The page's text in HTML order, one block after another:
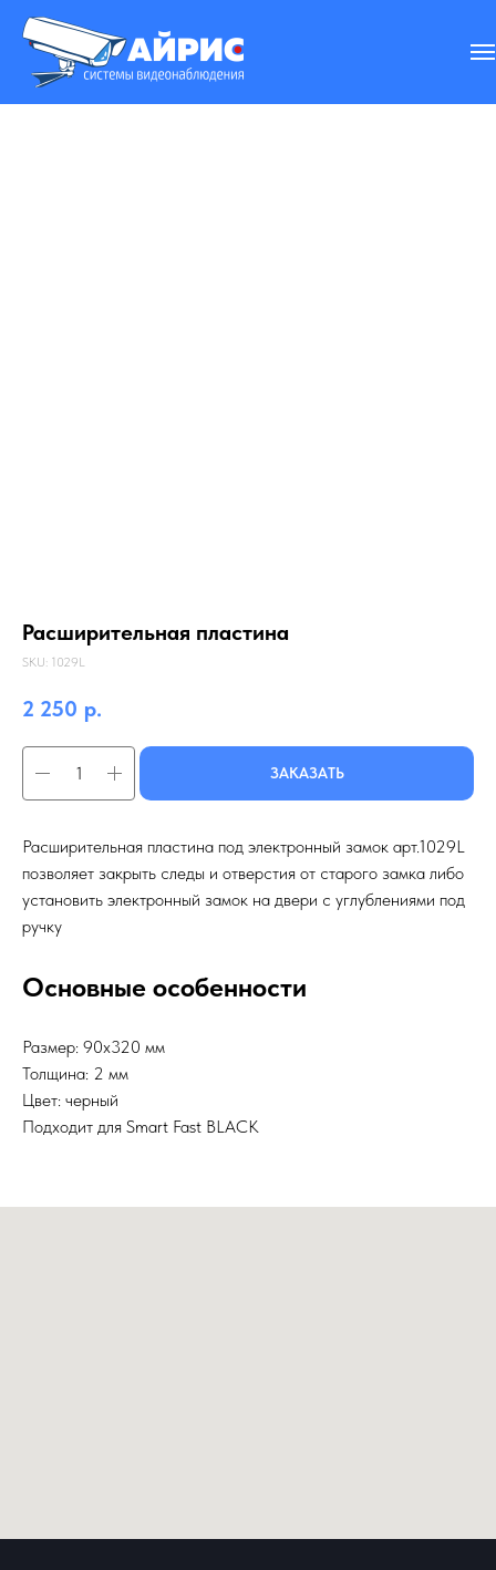
Расширительная пластина
SKU: 1029L
2 250 р.
ЗАКАЗАТЬ
Расширительная пластина под электронный замок арт.1029L
позволяет закрыть следы и отверстия от старого замка либо
установить электронный замок на двери с углублениями под
ручку
Основные особенности
Размер: 90x320 мм
Толщина: 2 мм
Цвет: черный
Подходит для Smart Fast BLACK